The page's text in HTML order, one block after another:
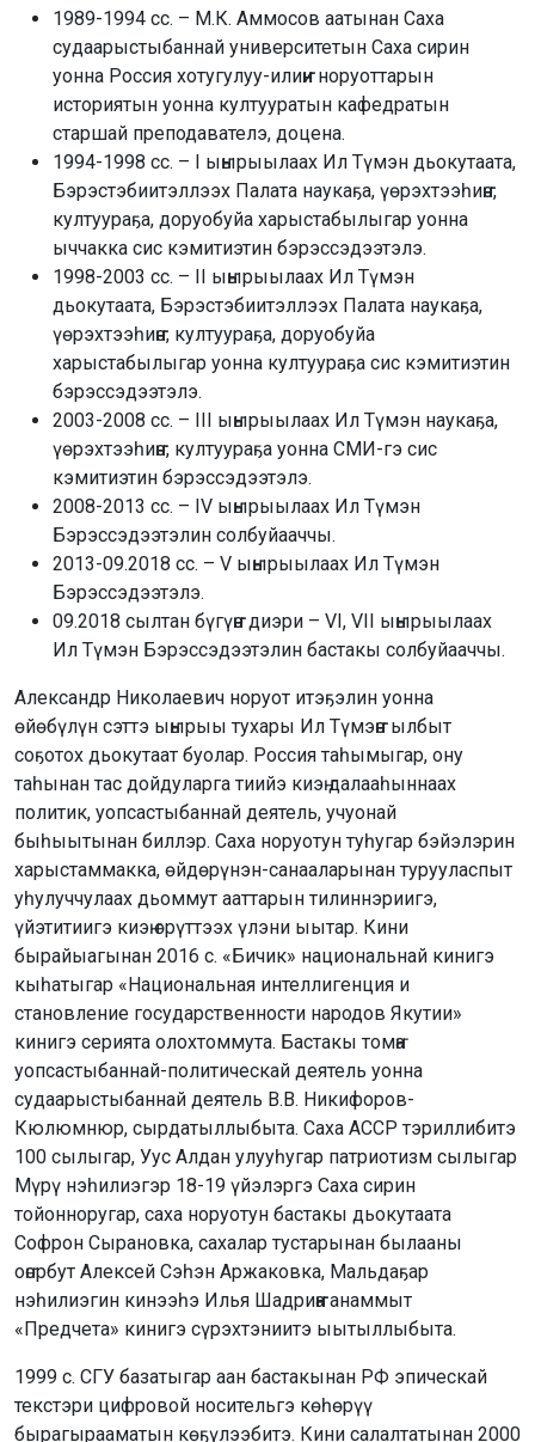
1989-1994 сс. – М.К. Аммосов аатынан Саха
судаарыстыбаннай университетын Саха сирин
уонна Россия хотугулуу-илиҥҥи норуоттарын
историятын уонна култууратын кафедратын
старшай преподавателэ, доцена.
1994-1998 сс. – I ыҥырыылаах Ил Түмэн дьокутаата,
Бэрэстэбиитэллээх Палата наукаҕа, үөрэхтээһиҥҥэ,
култуураҕа, доруобуйа харыстабылыгар уонна
ыччакка сис кэмитиэтин бэрэссэдээтэлэ.
1998-2003 сс. – II ыҥырыылаах Ил Түмэн
дьокутаата, Бэрэстэбиитэллээх Палата наукаҕа,
үөрэхтээһиҥҥэ, култуураҕа, доруобуйа
харыстабылыгар уонна култуураҕа сис кэмитиэтин
бэрэссэдээтэлэ.
2003-2008 сс. – III ыҥырыылаах Ил Түмэн наукаҕа,
үөрэхтээһиҥҥэ, култуураҕа уонна СМИ-гэ сис
кэмитиэтин бэрэссэдээтэлэ.
2008-2013 сс. – IV ыҥырыылаах Ил Түмэн
Бэрэссэдээтэлин солбуйааччы.
2013-09.2018 сс. – V ыҥырыылаах Ил Түмэн
Бэрэссэдээтэлэ.
09.2018 сылтан бүгүҥҥэ диэри – VI, VII ыҥырыылаах
Ил Түмэн Бэрэссэдээтэлин бастакы солбуйааччы.
Александр Николаевич норуот итэҕэлин уонна
өйөбүлүн сэттэ ыҥырыы тухары Ил Түмэҥҥэ ылбыт
соҕотох дьокутаат буолар. Россия таһымыгар, ону
таһынан тас дойдуларга тиийэ киэҥ далааһыннаах
политик, уопсастыбаннай деятель, учуонай
быһыытынан биллэр. Саха норуотун туһугар бэйэлэрин
харыстаммакка, өйдөрүнэн-санааларынан турууласпыт
уһулуччулаах дьоммут ааттарын тилиннэриигэ,
үйэтитиигэ киэҥ өрүттээх үлэни ыытар. Кини
бырайыагынан 2016 с. «Бичик» национальнай кинигэ
кыһатыгар «Национальная интеллигенция и
становление государственности народов Якутии»
кинигэ серията олохтоммута. Бастакы томҥа
уопсастыбаннай-политическай деятель уонна
судаарыстыбаннай деятель В.В. Никифоров-
Кюлюмнюр, сырдатыллыбыта. Саха АССР тэриллибитэ
100 сылыгар, Уус Алдан улууһугар патриотизм сылыгар
Мүрү нэһилиэгэр 18-19 үйэлэргэ Саха сирин
тойонноругар, саха норуотун бастакы дьокутаата
Софрон Сырановка, сахалар тустарынан былааны
оҥорбут Алексей Сэһэн Аржаковка, Мальдаҕар
нэһилиэгин кинээһэ Илья Шадриҥҥа анаммыт
«Предчета» кинигэ сүрэхтэниитэ ыытыллыбыта.
1999 с. СГУ базатыгар аан бастакынан РФ эпическай
текстэри цифровой носительгэ көһөрүү
бырагырааматын көҕүлээбитэ. Кини салалтатынан 2000